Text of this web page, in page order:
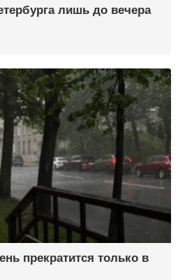
лишь до вечера
прекратится только в